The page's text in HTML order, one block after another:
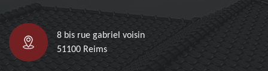
8 bis rue gabriel voisin
51100 Reims